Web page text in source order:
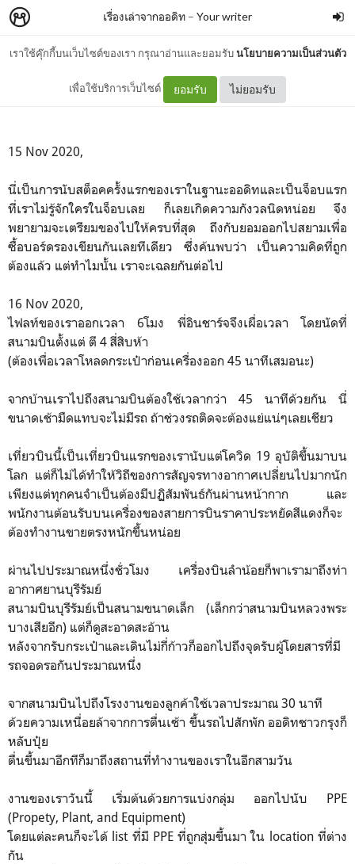
เราใช้คุ๊กกี้บนเว็บไซต์ของเรา กรุณาอ่านและยอมรับนโยบายความเป็นส่วนตัว
เพื่อใช้บริการเว็บไซต์ ยอมรับ ไม่ยอมรับ
เรื่องเล่าจากออดิท – Your writer
My first PPE inspection
15 Nov 2020,
นี่เป็นการนับสต็อคครั้งแรกของเราในฐานะออดิทและเป็นจ็อบแรก
ที่เราไม่รู้จักใครในจ็อบเลย ก็เลยเกิดความกังวลนิดหน่อย จึง
พยายามจะเตรียมของไปให้ครบที่สุด ถึงกับยอมออกไปสยามเพื่อ
ซื้อบอร์ดรองเขียนกันเลยทีเดียว ซึ่งค้นพบว่า เป็นความคิดที่ถูก
ต้องแล้ว แต่ทำไมนั้น เราจะเฉลยกันต่อไป
16 Nov 2020,
ไฟลท์ของเราออกเวลา 6โมง พี่อินชาร์จจึงเผื่อเวลา โดยนัดที่
สนามบินตั้งแต่ ตี 4 สี่สิบห้า
(ต้องเพื่อเวลาโหลดกระเป๋าก่อนเครื่องออก 45 นาทีเสมอนะ)
จากบ้านเราไปถึงสนามบินต้องใช้เวลากว่า 45 นาทีด้วยกัน นี่
ขนาดเช้ามืดแทบจะไม่มีรถ ถ้าช่วงรถติดจะต้องแย่แน่ๆเลยเชียว
เที่ยวบินนี้เป็นเที่ยวบินแรกของเรานับแต่โควิด 19 อุบัติขึ้นมาบน
โลก แต่ก็ไม่ได้ทำให้วิถีของการสัญจรทางอากาศเปลี่ยนไปมากนัก
เพียงแต่ทุกคนจำเป็นต้องมีปฏิสัมพันธ์กันผ่านหน้ากาก และ
พนักงานต้อนรับบนเครื่องของสายการบินราคาประหยัดสีแดงก็จะ
ต้องทำงานขายตรงหนักขึ้นหน่อย
ผ่านไปประมาณหนึ่งชั่วโมง เครื่องบินลำน้อยก็พาเรามาถึงท่า
อากาศยานบุรีรัมย์
สนามบินบุรีรัมย์เป็นสนามขนาดเล็ก (เล็กกว่าสนามบินหลวงพระ
บางเสียอีก) แต่ก็ดูสะอาดสะอ้าน
หลังจากรับกระเป๋าและเดินไม่กี่ก้าวก็ออกไปถึงจุดรับผู้โดยสารที่มี
รถจอดรอกันประมาณหนึ่ง
จากสนามบินไปถึงโรงงานของลูกค้าใช้เวลาประมาณ 30 นาที
ด้วยความเหนื่อยล้าจากการตื่นเช้า ขึ้นรถไปสักพัก ออดิทชาวกรุงก็
หลับปุ๋ย
ตื่นขึ้นมาอีกทีก็มาถึงสถานที่ทำงานของเราในอีกสามวัน
งานของเราวันนี้ เริ่มต้นด้วยการแบ่งกลุ่ม ออกไปนับ PPE
(Propety, Plant, and Equipment)
โดยแต่ละคนก็จะได้ list ที่มี PPE ที่ถูกสุ่มขึ้นมา ใน location ที่ต่าง
กัน